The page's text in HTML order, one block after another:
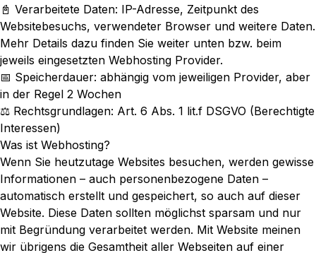
📓 Verarbeitete Daten: IP-Adresse, Zeitpunkt des
Websitebesuchs, verwendeter Browser und weitere Daten.
Mehr Details dazu finden Sie weiter unten bzw. beim
jeweils eingesetzten Webhosting Provider.
📅 Speicherdauer: abhängig vom jeweiligen Provider, aber
in der Regel 2 Wochen
⚖️ Rechtsgrundlagen: Art. 6 Abs. 1 lit.f DSGVO (Berechtigte
Interessen)
Was ist Webhosting?
Wenn Sie heutzutage Websites besuchen, werden gewisse
Informationen – auch personenbezogene Daten –
automatisch erstellt und gespeichert, so auch auf dieser
Website. Diese Daten sollten möglichst sparsam und nur
mit Begründung verarbeitet werden. Mit Website meinen
wir übrigens die Gesamtheit aller Webseiten auf einer